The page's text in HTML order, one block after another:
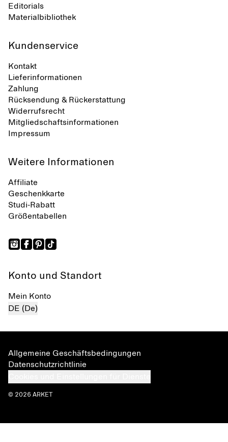
Editorials
Materialbibliothek
Kundenservice
Kontakt
Lieferinformationen
Zahlung
Rücksendung & Rückerstattung
Widerrufsrecht
Mitgliedschaftsinformationen
Impressum
Weitere Informationen
Affiliate
Geschenkkarte
Studi-Rabatt
Größentabellen
Konto und Standort
Mein Konto
DE (De)
Allgemeine Geschäftsbedingungen
Datenschutzrichtlinie
© 2026 ARKET